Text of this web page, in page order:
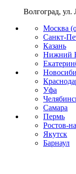
Волгоград, ул.
Москва
Санкт-
Казань
Нижний
Уфа
Самара
Пермь
Ростов-
Якутск
Барнаул